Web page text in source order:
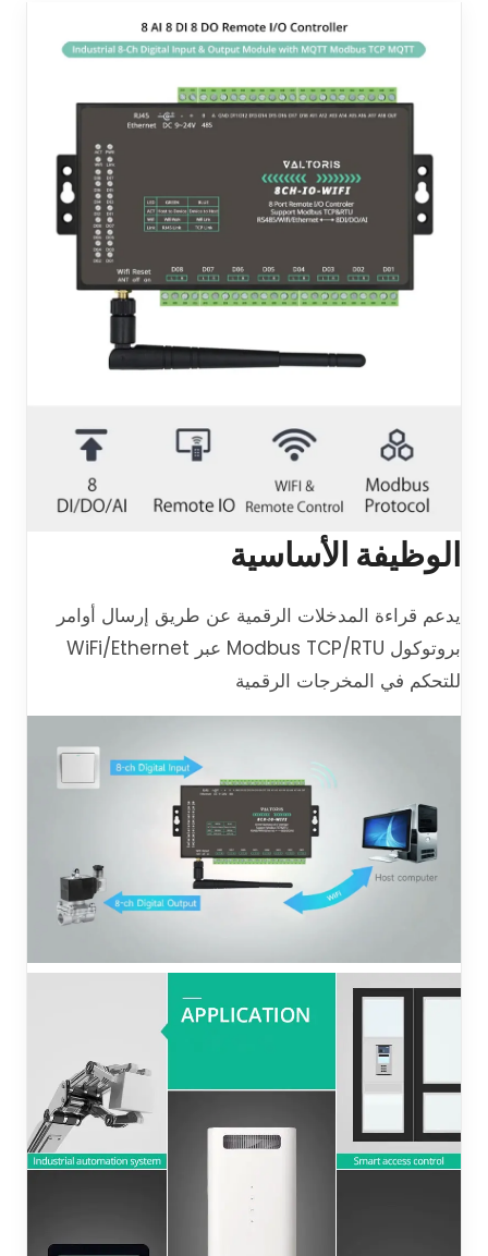
الوظيفة الأساسية
يدعم قراءة المدخلات الرقمية عن طريق إرسال أوامر
بروتوكول Modbus TCP/RTU عبر WiFi/Ethernet
للتحكم في المخرجات الرقمية